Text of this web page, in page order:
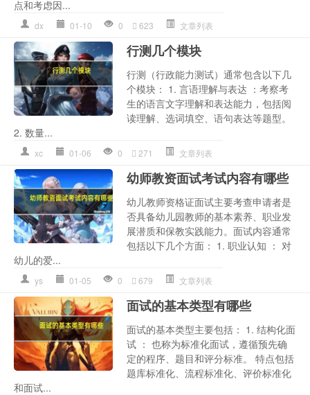
点和考虑因...
dx 01-10 0 623 文章列表
行测几个模块
行测（行政能力测试）通常包含以下几
个模块： 1. 言语理解与表达 ：考察考
生的语言文字理解和表达能力，包括阅
读理解、选词填空、语句表达等题型。
2. 数量...
xc 01-06 0 271 文章列表
幼师教资面试考试内容有哪些
幼儿教师资格证面试主要考查申请者是
否具备幼儿园教师的基本素养、职业发
展潜质和保教实践能力。面试内容通常
包括以下几个方面： 1. 职业认知 ： 对
幼儿的爱...
ys 01-05 0 679 文章列表
面试的基本类型有哪些
面试的基本类型主要包括： 1. 结构化面
试 ： 也称为标准化面试，遵循预先确
定的程序、题目和评分标准。 特点包括
题库标准化、流程标准化、评价标准化
和面试...